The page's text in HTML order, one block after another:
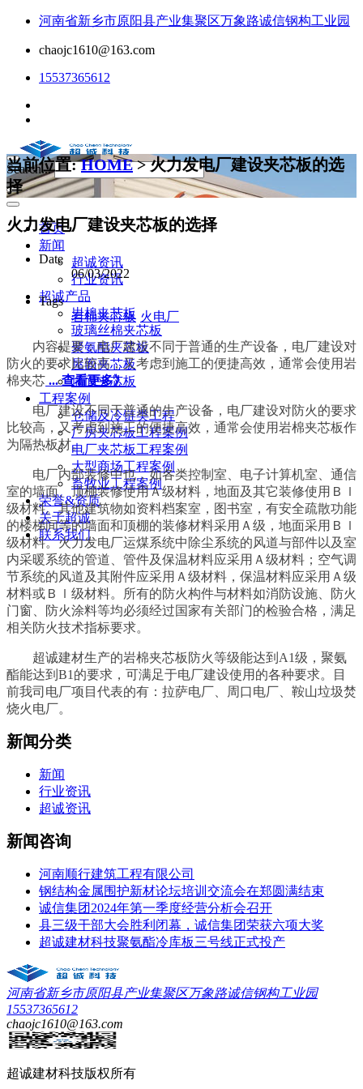
河南省新乡市原阳县产业集聚区万象路诚信钢构工业园
chaojc1610@163.com
15537365612
Search...
首页
新闻
超诚资讯
行业资讯
超诚产品
岩棉夹芯板
玻璃丝棉夹芯板
聚氨酯夹芯板
屋面夹芯板
墙面夹芯板
工程案例
仓储及冷链类工程
厂房夹芯板工程案例
电厂夹芯板工程案例
大型商场工程案例
畜牧业工程案例
荣誉&资质
关于超诚
联系我们
当前位置:HOME> 火力发电厂建设夹芯板的选
择
火力发电厂建设夹芯板的选择
Date
06/03/2022
Tags
岩棉夹芯板 火电厂
内容提要：电厂建设不同于普通的生产设备，电厂建设对
防火的要求比较高，又考虑到施工的便捷高效，通常会使用岩
棉夹芯 ... 查看更多》
电厂建设不同于普通的生产设备，电厂建设对防火的要求
比较高，又考虑到施工的便捷高效，通常会使用岩棉夹芯板作
为隔热板材。
电厂内部装修中也，如各类控制室、电子计算机室、通信
室的墙面、顶棚装修使用Ａ级材料，地面及其它装修使用Ｂｌ
级材料。其他建筑物如资料档案室，图书室，有安全疏散功能
的楼梯间等的墙面和顶棚的装修材料采用Ａ级，地面采用Ｂｌ
级材料。火力发电厂运煤系统中除尘系统的风道与部件以及室
内采暖系统的管道、管件及保温材料应采用Ａ级材料；空气调
节系统的风道及其附件应采用Ａ级材料，保温材料应采用Ａ级
材料或Ｂｌ级材料。所有的防火构件与材料如消防设施、防火
门窗、防火涂料等均必须经过国家有关部门的检验合格，满足
相关防火技术指标要求。
超诚建材生产的岩棉夹芯板防火等级能达到A1级，聚氨
酯能达到B1的要求，可满足于电厂建设使用的各种要求。目
前我司电厂项目代表的有：拉萨电厂、周口电厂、鞍山垃圾焚
烧火电厂。
新闻分类
新闻
行业资讯
超诚资讯
新闻咨询
河南顺行建筑工程有限公司
钢结构金属围护新材论坛培训交流会在郑圆满结束
诚信集团2024年第一季度经营分析会召开
县三级干部大会胜利闭幕，诚信集团荣获六项大奖
超诚建材科技聚氨酯冷库板三号线正式投产
河南省新乡市原阳县产业集聚区万象路诚信钢构工业园
15537365612
chaojc1610@163.com
超诚建材科技版权所有